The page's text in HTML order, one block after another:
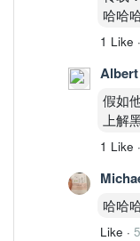
哈哈
1 Like ·
假如
上解
1 Like ·
哈哈
Like ·